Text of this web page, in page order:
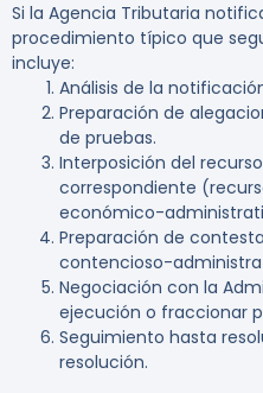
Si la Agencia Tributaria
procedimiento típico que
incluye:
Análisis de la
Preparación de
de pruebas.
Interposición del
correspondiente
económico-
Preparación de
contencioso-
Negociación con la
ejecución o fraccionar
Seguimiento hasta
resolución.